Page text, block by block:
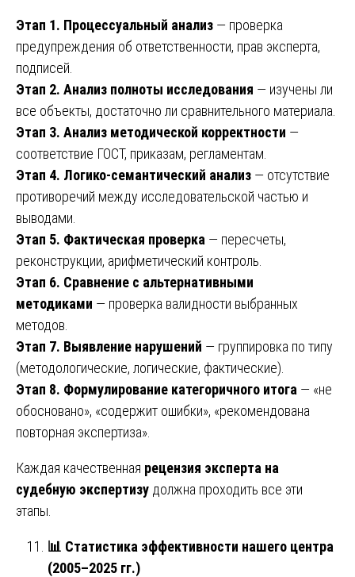
Этап 1. Процессуальный анализ — проверка
предупреждения об ответственности, прав эксперта,
подписей.
Этап 2. Анализ полноты исследования — изучены ли
все объекты, достаточно ли сравнительного материала.
Этап 3. Анализ методической корректности —
соответствие ГОСТ, приказам, регламентам.
Этап 4. Логико-семантический анализ — отсутствие
противоречий между исследовательской частью и
выводами.
Этап 5. Фактическая проверка — пересчеты,
реконструкции, арифметический контроль.
Этап 6. Сравнение с альтернативными
методиками — проверка валидности выбранных
методов.
Этап 7. Выявление нарушений — группировка по типу
(методологические, логические, фактические).
Этап 8. Формулирование категоричного итога — «не
обосновано», «содержит ошибки», «рекомендована
повторная экспертиза».
Каждая качественная рецензия эксперта на
судебную экспертизу должна проходить все эти
этапы.
📊 Статистика эффективности нашего центра
(2005–2025 гг.)